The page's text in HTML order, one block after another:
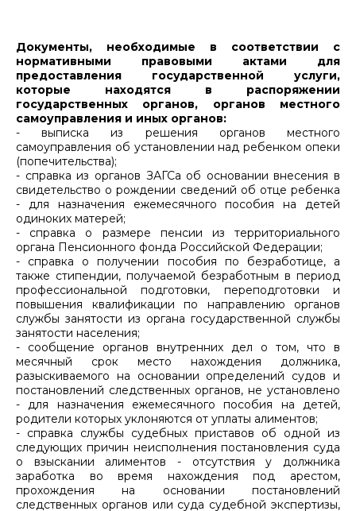
Документы, необходимые в соответствии с
нормативными правовыми актами для
предоставления государственной услуги,
которые находятся в распоряжении
государственных органов, органов местного
самоуправления и иных органов:
- выписка из решения органов местного
самоуправления об установлении над ребенком опеки
(попечительства);
- справка из органов ЗАГСа об основании внесения в
свидетельство о рождении сведений об отце ребенка
- для назначения ежемесячного пособия на детей
одиноких матерей;
- справка о размере пенсии из территориального
органа Пенсионного фонда Российской Федерации;
- справка о получении пособия по безработице, а
также стипендии, получаемой безработным в период
профессиональной подготовки, переподготовки и
повышения квалификации по направлению органов
службы занятости из органа государственной службы
занятости населения;
- сообщение органов внутренних дел о том, что в
месячный срок место нахождения должника,
разыскиваемого на основании определений судов и
постановлений следственных органов, не установлено
- для назначения ежемесячного пособия на детей,
родители которых уклоняются от уплаты алиментов;
- справка службы судебных приставов об одной из
следующих причин неисполнения постановления суда
о взыскании алиментов - отсутствия у должника
заработка во время нахождения под арестом,
прохождения на основании постановлений
следственных органов или суда судебной экспертизы,